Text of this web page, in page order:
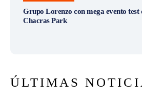
Grupo Lorenzo con mega evento test
Chacras Park
ÚLTIMAS